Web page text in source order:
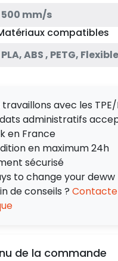
500 mm/s
compatibles
PLA, ABS , PETG, Flexible
travaillons avec les TPE/
administratifs
en France
en maximum 24h
sécurisé
to change your deww
de conseils ?
de la commande